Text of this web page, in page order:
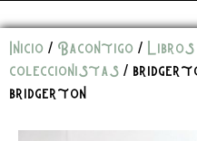
Inicio / Bacontigo /
coleccionistas /
bridgerton